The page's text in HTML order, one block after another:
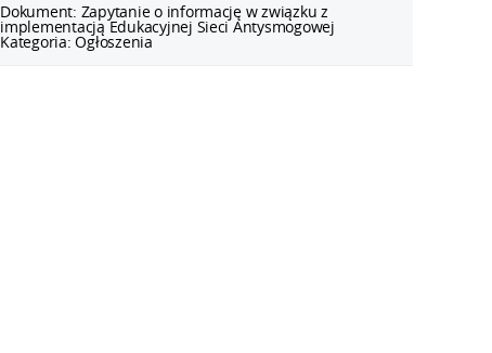
Dokument: Zapytanie o informację w związku z
implementacją Edukacyjnej Sieci Antysmogowej
Kategoria:Ogłoszenia